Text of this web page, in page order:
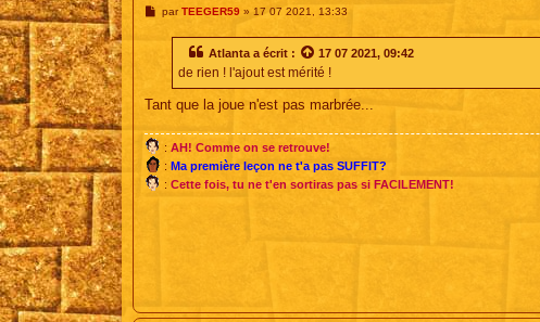
Mpar TEEGER59» 17 07 2021, 13:33
Atlanta a écrit : 17 07 2021, 09:42
de rien ! l'ajout est mérité !
Tant que la joue n'est pas marbrée...
: AH! Comme on se retrouve!
: Ma première leçon ne t'a pas SUFFIT?
: Cette fois, tu ne t'en sortiras pas si FACILEMENT!